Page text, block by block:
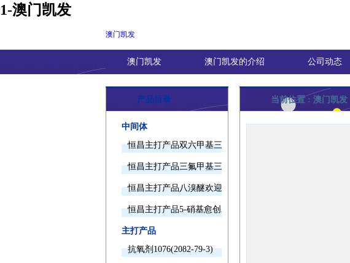
1-澳门凯发
澳门凯发
澳门凯发 澳门凯发的介绍 公司动态
产品目录
中间体
恒昌主打产品双六甲基三胺欢迎询价
恒昌主打产品三氟甲基三甲基硅烷欢迎询价
恒昌主打产品八溴醚欢迎询价
恒昌主打产品5-硝基愈创木酚钠欢迎询价
主打产品
抗氧剂1076(2082-79-3)
当前位置 : 澳门凯发